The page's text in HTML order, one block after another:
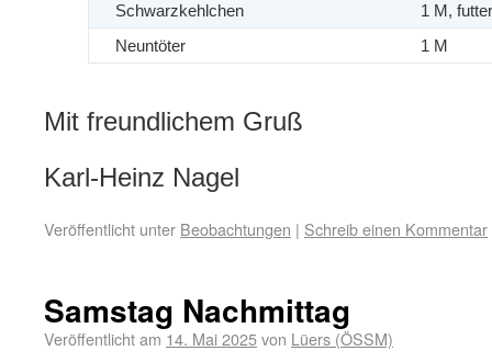
Schwarzkehlchen
1 M,
Neuntöter
1 M
Mit freundlichem Gruß
Karl-Heinz Nagel
Veröffentlicht unter Beobachtungen | Schreib einen Kommentar
Samstag Nachmittag
Veröffentlicht am 14. Mai 2025von Lüers (ÖSSM)